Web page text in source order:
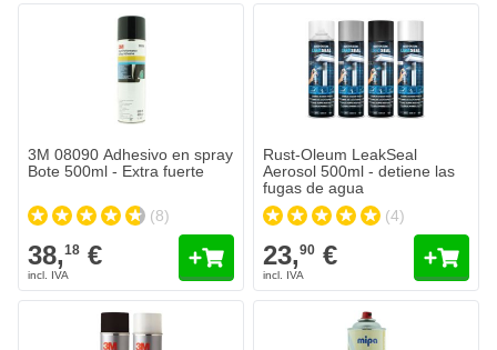
3M 08090 Adhesivo en spray
Bote 500ml - Extra fuerte
(8)
38,18 €
Se envía mañana
€
Cantidad
Añadir al
Rust-Oleum LeakSeal
Aerosol 500ml - detiene las
fugas de agua
(4)
23,90 €
3M Cera antioxidante en Aerosol
Se envía mañana